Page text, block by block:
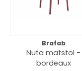
Brafab
Nuta matstol -
bordeaux